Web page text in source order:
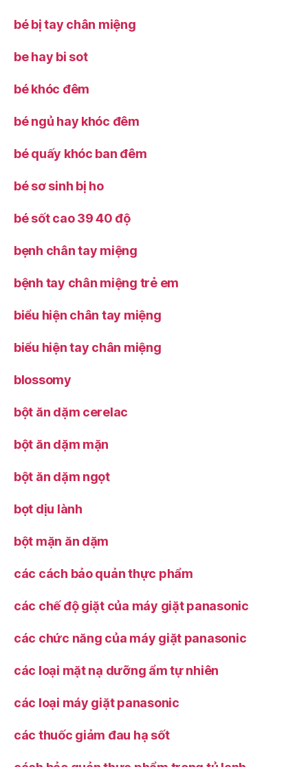
bé bị tay chân miệng
be hay bi sot
bé khóc đêm
bé ngủ hay khóc đêm
bé quấy khóc ban đêm
bé sơ sinh bị ho
bé sốt cao 39 40 độ
bẹnh chân tay miệng
bệnh tay chân miệng trẻ em
biểu hiện chân tay miệng
biểu hiện tay chân miệng
blossomy
bột ăn dặm cerelac
bột ăn dặm mặn
bột ăn dặm ngọt
bọt dịu lành
bột mặn ăn dặm
các cách bảo quản thực phẩm
các chế độ giặt của máy giặt panasonic
các chức năng của máy giặt panasonic
các loại mặt nạ dưỡng ẩm tự nhiên
các loại máy giặt panasonic
các thuốc giảm đau hạ sốt